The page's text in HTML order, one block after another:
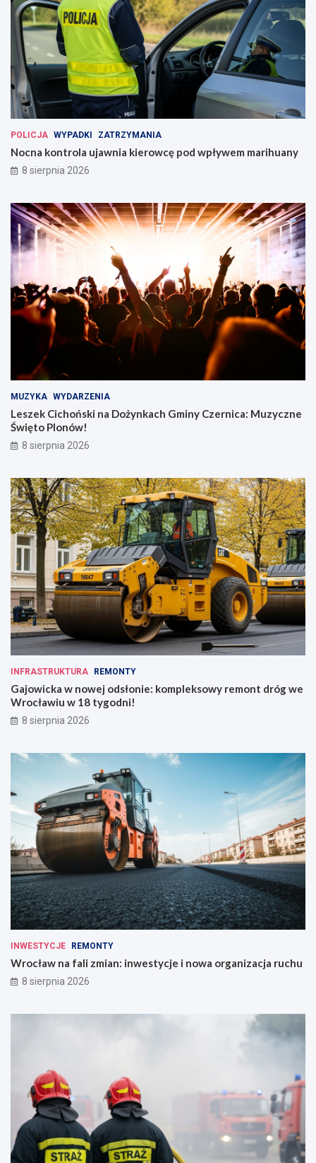
POLICJA WYPADKI ZATRZYMANIA
Nocna kontrola ujawnia kierowcę pod wpływem marihuany
8 sierpnia 2026
MUZYKA WYDARZENIA
Leszek Cichoński na Dożynkach Gminy Czernica: Muzyczne
Święto Plonów!
8 sierpnia 2026
INFRASTRUKTURA REMONTY
Gajowicka w nowej odsłonie: kompleksowy remont dróg we
Wrocławiu w 18 tygodni!
8 sierpnia 2026
INWESTYCJE REMONTY
Wrocław na fali zmian: inwestycje i nowa organizacja ruchu
8 sierpnia 2026